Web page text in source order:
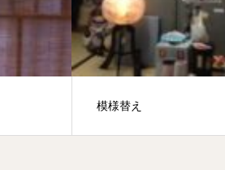
模様替え